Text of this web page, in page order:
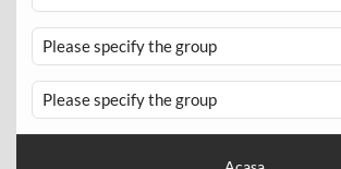
Please specify the group
Please specify the group